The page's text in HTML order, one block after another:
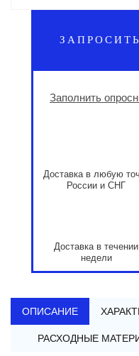
Заполнить
Доставка в любую
России и СНГ
Доставка в течении
недели
ОПИСАНИЕ
РАСХОДНЫЕ